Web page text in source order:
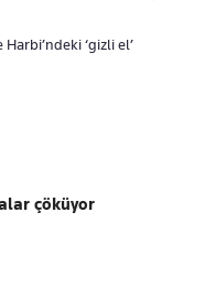
‘gizli el’
çöküyor